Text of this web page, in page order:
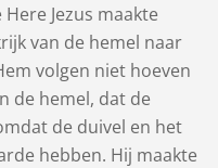
Jezus maakte
van de hemel naar
volgen niet hoeven
de hemel, dat de
de duivel en het
hebben. Hij maakte